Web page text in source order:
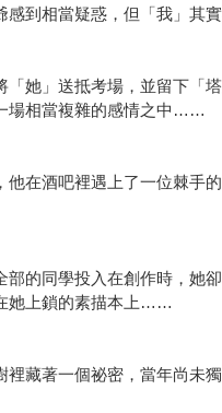
感到相當疑惑，但「我」
她」送抵考場，並留下「
場相當複雜的感情之中……
在酒吧裡遇上了一位棘手
的同學投入在創作時，她
她上鎖的素描本上……
藏著一個祕密，當年尚未